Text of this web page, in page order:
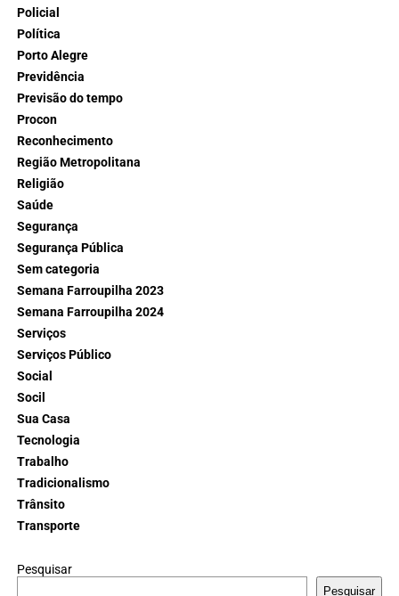
Policial
Política
Porto Alegre
Previdência
Previsão do tempo
Procon
Reconhecimento
Região Metropolitana
Religião
Saúde
Segurança
Segurança Pública
Sem categoria
Semana Farroupilha 2023
Semana Farroupilha 2024
Serviços
Serviços Público
Social
Socil
Sua Casa
Tecnologia
Trabalho
Tradicionalismo
Trânsito
Transporte
Pesquisar
Pesquisar